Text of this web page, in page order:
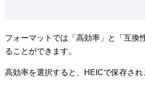
フォーマットでは「高効率」と「互換
ることができます。
高効率を選択すると、HEICで保存され